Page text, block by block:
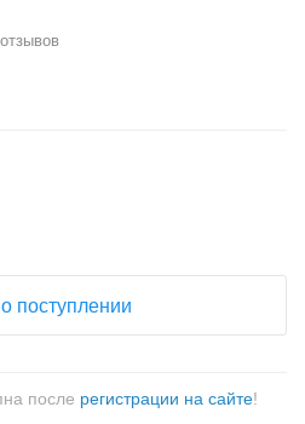
поступлении
после регистрации на сайте!